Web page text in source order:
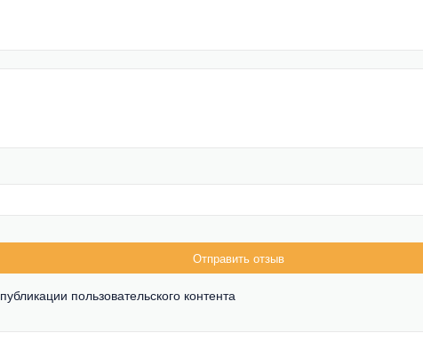
Отправить отзыв
публикации пользовательского контента